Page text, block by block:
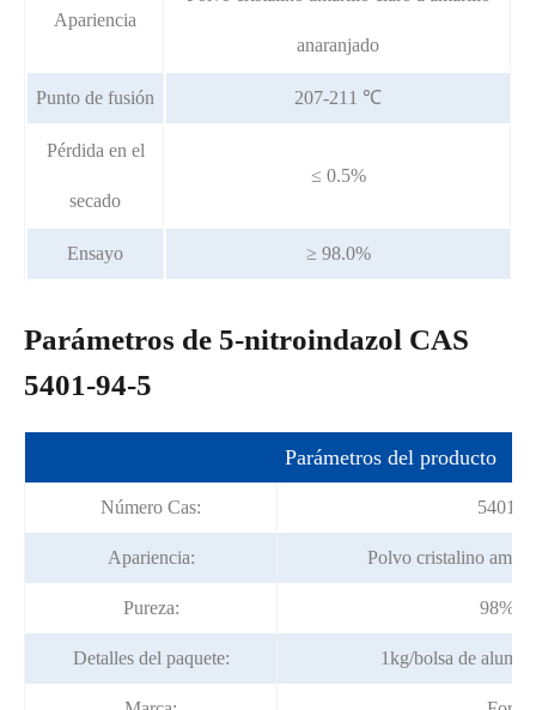
Apariencia
anaranjado
Punto de fusión 207-211 ℃
Pérdida en el
secado
≤ 0.5%
Ensayo ≥ 98.0%
Parámetros de 5-nitroindazol CAS
5401-94-5
Parámetros del producto
Número Cas: 5401-
Apariencia: Polvo cristalino
Pureza: 98%
Detalles del paquete: 1kg/bolsa de